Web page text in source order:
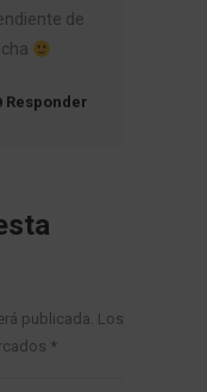
de
Responder
publicada. Los
*